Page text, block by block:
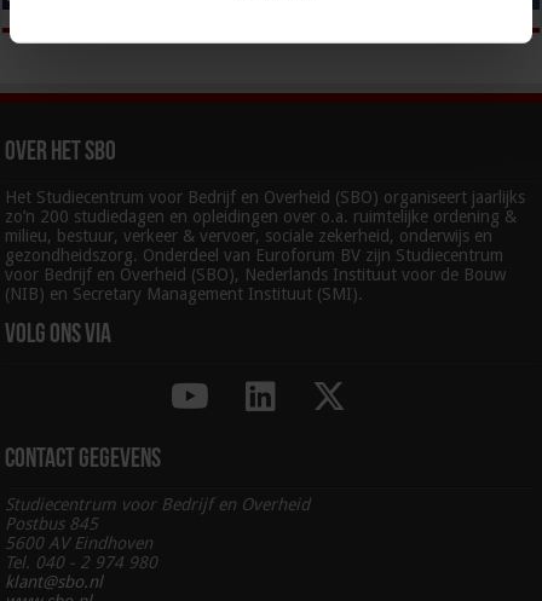
Over het SBO
Het Studiecentrum voor Bedrijf en Overheid (SBO) organiseert jaarlijks
zo’n 200 studiedagen en opleidingen over o.a. ruimtelijke ordening &
milieu, bestuur, verkeer & vervoer, sociale zekerheid, onderwijs en
gezondheidszorg. Onderdeel van Euroforum BV zijn Studiecentrum
voor Bedrijf en Overheid (SBO), Nederlands Instituut voor de Bouw
(NIB) en Secretary Management Instituut (SMI).
Volg ons via
Contact gegevens
Studiecentrum voor Bedrijf en Overheid
Postbus 845
5600 AV Eindhoven
Tel. 040 - 2 974 980
klant@sbo.nl